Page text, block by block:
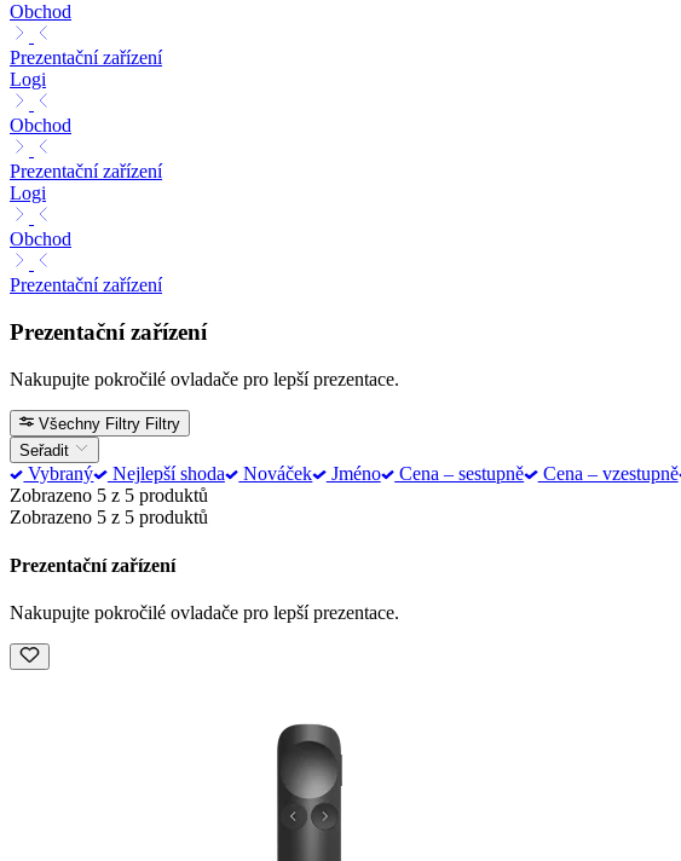
Obchod
Prezentační zařízení
Logi
Obchod
Prezentační zařízení
Logi
Obchod
Prezentační zařízení
Prezentační zařízení
Nakupujte pokročilé ovladače pro lepší prezentace.
Všechny Filtry Filtry
Seřadit
Vybraný Nejlepší shoda Nováček Jméno Cena – sestupně Cena – vzestupně
Zobrazeno 5 z 5 produktů
Zobrazeno 5 z 5 produktů
Prezentační zařízení
Nakupujte pokročilé ovladače pro lepší prezentace.